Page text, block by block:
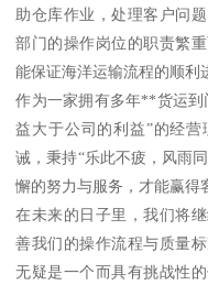
助仓库作业，处理客户问
部门的操作岗位的职责繁
能保证海洋运输流程的顺利
作为一家拥有多年**货运到
益大于公司的利益”的经营
诫，秉持“乐此不疲，风雨
懈的努力与服务，才能赢得
在未来的日子里，我们将
善我们的操作流程与质量
无疑是一个而具有挑战性